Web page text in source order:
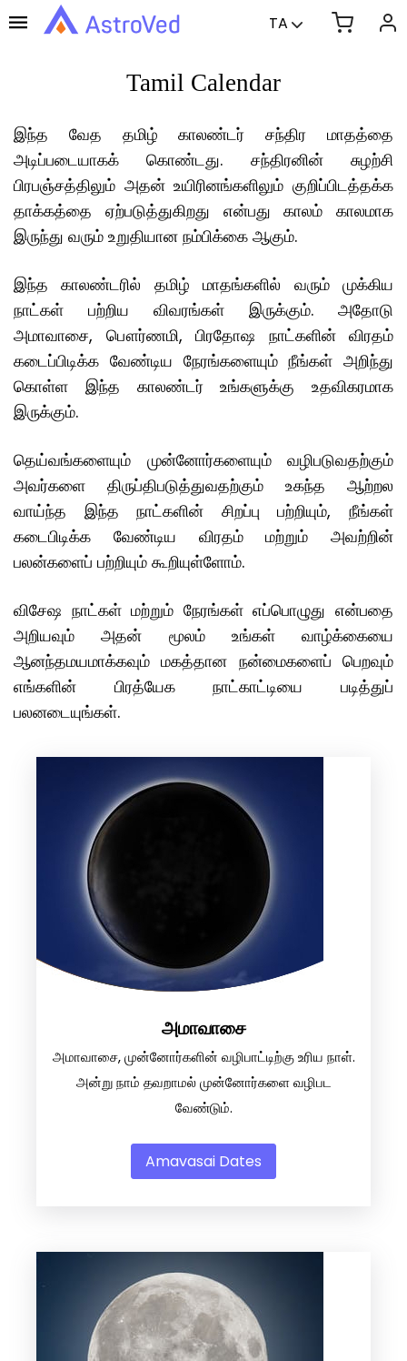
TA
Tamil Calendar
இந்த வேத தமிழ் காலண்டர் சந்திர மாதத்தை
அடிப்படையாகக் கொண்டது. சந்திரனின் சுழற்சி
பிரபஞ்சத்திலும் அதன் உயிரினங்களிலும் குறிப்பிடத்தக்க
தாக்கத்தை ஏற்படுத்துகிறது என்பது காலம் காலமாக
இருந்து வரும் உறுதியான நம்பிக்கை ஆகும்.
இந்த காலண்டரில் தமிழ் மாதங்களில் வரும் முக்கிய
நாட்கள் பற்றிய விவரங்கள் இருக்கும். அதோடு
அமாவாசை, பௌர்ணமி, பிரதோஷ நாட்களின் விரதம்
கடைப்பிடிக்க வேண்டிய நேரங்களையும் நீங்கள் அறிந்து
கொள்ள இந்த காலண்டர் உங்களுக்கு உதவிகரமாக
இருக்கும்.
தெய்வங்களையும் முன்னோர்களையும் வழிபடுவதற்கும்
அவர்களை திருப்திபடுத்துவதற்கும் உகந்த ஆற்றல
வாய்ந்த இந்த நாட்களின் சிறப்பு பற்றியும், நீங்கள்
கடைபிடிக்க வேண்டிய விரதம் மற்றும் அவற்றின்
பலன்களைப் பற்றியும் கூறியுள்ளோம்.
விசேஷ நாட்கள் மற்றும் நேரங்கள் எப்பொழுது என்பதை
அறியவும் அதன் மூலம் உங்கள் வாழ்க்கையை
ஆனந்தமயமாக்கவும் மகத்தான நன்மைகளைப் பெறவும்
எங்களின் பிரத்யேக நாட்காட்டியை படித்துப்
பலனடையுங்கள்.
அமாவாசை
அமாவாசை, முன்னோர்களின் வழிபாட்டிற்கு உரிய நாள்.
அன்று நாம் தவறாமல் முன்னோர்களை வழிபட
வேண்டும்.
Amavasai Dates